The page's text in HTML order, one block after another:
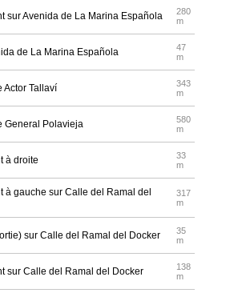
sur Avenida de La Marina Española
280
m
de La Marina Española
47
m
Actor Tallaví
343
m
General Polavieja
580
m
à droite
33
m
à gauche sur Calle del Ramal del
317
m
sur Calle del Ramal del Docker
35
m
sur Calle del Ramal del Docker
138
m